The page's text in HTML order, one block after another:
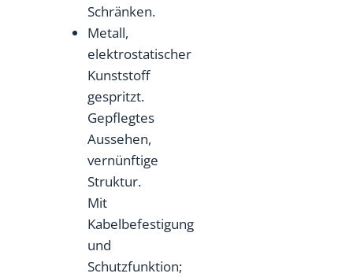
Schränken.
Metall,
elektrostatischer
Kunststoff
gespritzt.
Gepflegtes
Aussehen,
vernünftige
Struktur.
Mit
Kabelbefestigung
und
Schutzfunktion;